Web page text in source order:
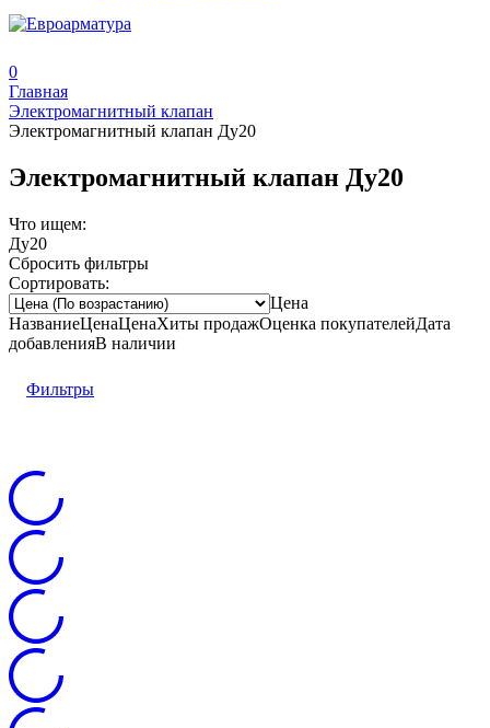
0
Главная
Электромагнитный клапан
Электромагнитный клапан Ду20
Электромагнитный клапан Ду20
Что ищем:
Ду20
Сбросить фильтры
Сортировать:
Цена
НазваниеЦенаЦенаХиты продажОценка покупателейДата
добавленияВ наличии
Фильтры